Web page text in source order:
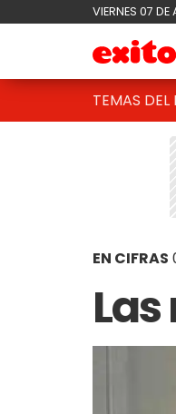
VIERNES 07
TEMAS DEL
EN CIFRAS